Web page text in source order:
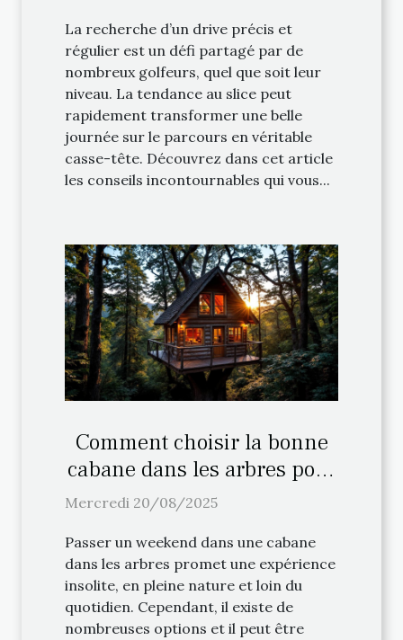
La recherche d’un drive précis et
régulier est un défi partagé par de
nombreux golfeurs, quel que soit leur
niveau. La tendance au slice peut
rapidement transformer une belle
journée sur le parcours en véritable
casse-tête. Découvrez dans cet article
les conseils incontournables qui vous...
Comment choisir la bonne
cabane dans les arbres pour
votre weekend ?
Mercredi 20/08/2025
Passer un weekend dans une cabane
dans les arbres promet une expérience
insolite, en pleine nature et loin du
quotidien. Cependant, il existe de
nombreuses options et il peut être